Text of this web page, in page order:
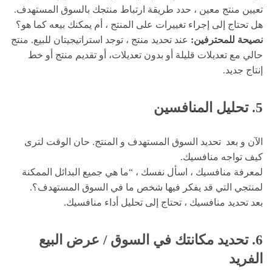
تعيين منتج معين ، حدد طريقة ارتباط منتجك بالسوق المستهدف.
هل تحتاج إلى إجراء تغييرات على المنتج ، أم يمكنك بيعه كما هو؟
نصيحة للمحترفين: عند تحديد منتج ، توجد استراتيجيتان للبيع. منتج
حالي مع تعديلات قليلة أو بدون تعديلات، أو تقديم منتج أو خط
إنتاج جديد.
5. تحليل المنافسين
الآن و بعد تحديد السوق المستهدف و المنتج. حان الوقت لترى
كيف تواجه منافسيك.
لمعرفة منافسيك ، اسأل نفسك ، “ما هي جميع البدائل الممكنة
لمنتجي التي قد يفكر فيها شخص ما في السوق المستهدف؟.
بعد تحديد منافسيك ، تحتاج إلى تحليل أداء منافسيك.
6. تحديد مكانتك في السوق / عرض البيع
الفريد